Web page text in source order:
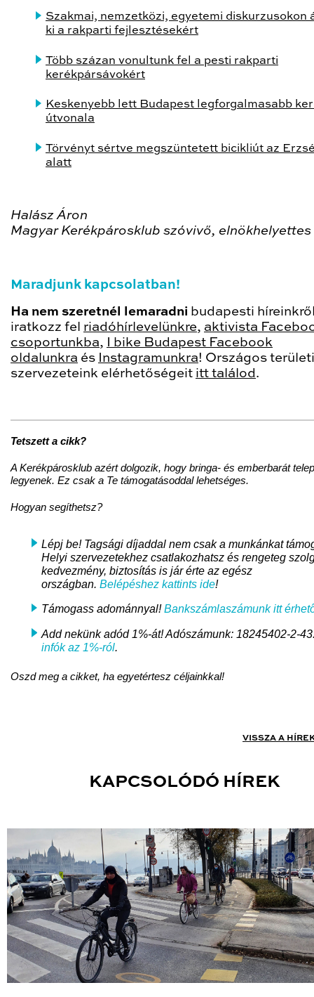
Szakmai, nemzetközi, egyetemi diskurzusokon
ki a rakparti fejlesztésekért
Több százan vonultunk fel a pesti rakparti
kerékpársávokért
Keskenyebb lett Budapest legforgalmasabb
útvonala
Törvényt sértve megszüntetett bicikliút az
alatt
Halász Áron
Magyar Kerékpárosklub szóvivő, elnökhelyettes
Maradjunk kapcsolatban!
Ha nem szeretnél lemaradni budapesti
iratkozz fel riadóhírlevelünkre, aktivista
csoportunkba,
I bike Budapest Facebook
oldalunkra és Instagramunkra! Országos területi
szervezeteink elérhetőségeit itt találod.
Tetszett a cikk?
A Kerékpárosklub azért dolgozik, hogy bringa- és emberbarát
legyenek. Ez csak a Te támogatásoddal lehetséges.
Hogyan segíthetsz?
Lépj be! Tagsági díjaddal nem csak a munkánkat
Helyi szervezetekhez csatlakozhatsz és rengeteg
kedvezmény, biztosítás is jár érte az egész
országban. Belépéshez kattints ide!
Támogass adománnyal!Bankszámlaszámunk itt
Add nekünk adód 1%-át! Adószámunk: 18245402-2-
infók az 1%-ról.
Oszd meg a cikket, ha egyetértesz céljainkkal!
VISSZA A
KAPCSOLÓDÓ HÍREK